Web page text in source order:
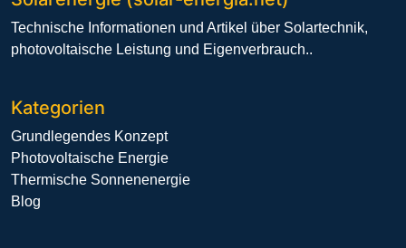
Technische Informationen und Artikel über Solartechnik,
photovoltaische Leistung und Eigenverbrauch..
Kategorien
Grundlegendes Konzept
Photovoltaische Energie
Thermische Sonnenenergie
Blog